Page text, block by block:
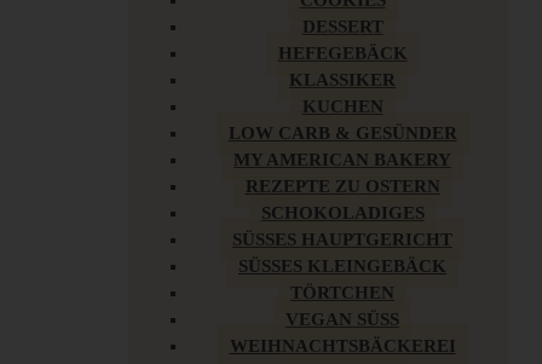
DESSERT
HEFEGEBÄCK
KLASSIKER
KUCHEN
LOW CARB & GESÜNDER
MY AMERICAN BAKERY
REZEPTE ZU OSTERN
SCHOKOLADIGES
SÜSSES HAUPTGERICHT
SÜSSES KLEINGEBÄCK
TÖRTCHEN
VEGAN SÜSS
WEIHNACHTSBÄCKEREI